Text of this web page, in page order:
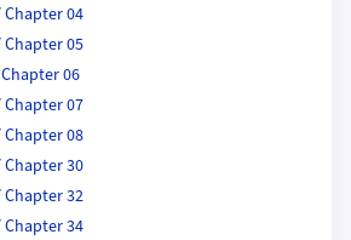
04
05
06
07
08
30
32
34